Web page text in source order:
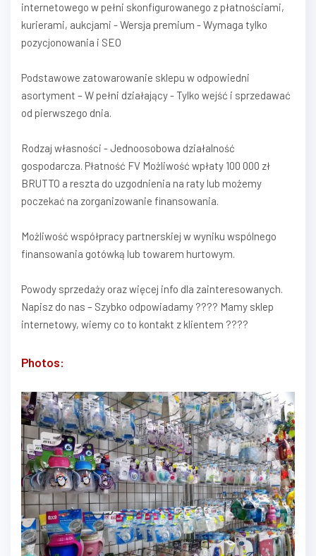
internetowego w pełni skonfigurowanego z płatnościami,
kurierami, aukcjami - Wersja premium - Wymaga tylko
pozycjonowania i SEO
Podstawowe zatowarowanie sklepu w odpowiedni
asortyment – W pełni działający - Tylko wejść i sprzedawać
od pierwszego dnia.
Rodzaj własności - Jednoosobowa działalność
gospodarcza. Płatność FV Możliwość wpłaty 100 000 zł
BRUTTO a reszta do uzgodnienia na raty lub możemy
poczekać na zorganizowanie finansowania.
Możliwość współpracy partnerskiej w wyniku wspólnego
finansowania gotówką lub towarem hurtowym.
Powody sprzedaży oraz więcej info dla zainteresowanych.
Napisz do nas – Szybko odpowiadamy ???? Mamy sklep
internetowy, wiemy co to kontakt z klientem ????
Photos: